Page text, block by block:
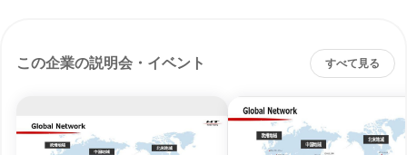
この企業の説明会・イベント すべて見る